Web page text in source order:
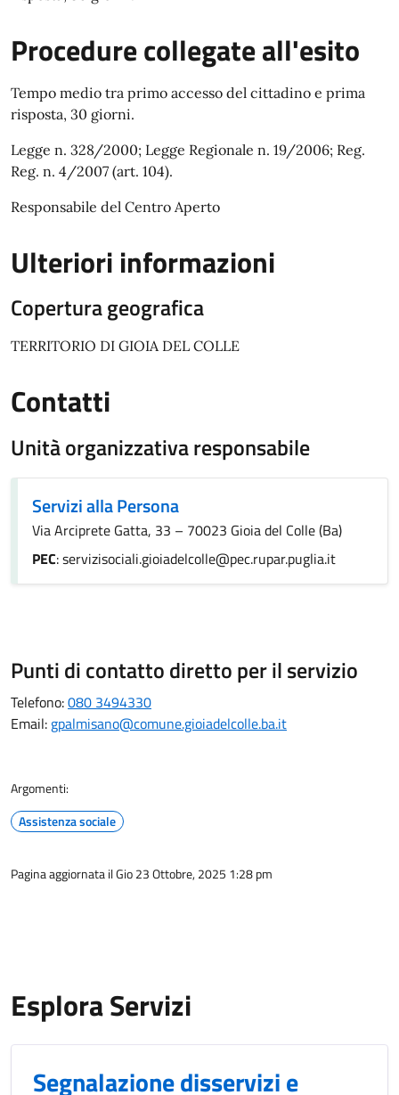
Procedure collegate all'esito
Tempo medio tra primo accesso del cittadino e prima
risposta, 30 giorni.
Legge n. 328/2000; Legge Regionale n. 19/2006; Reg.
Reg. n. 4/2007 (art. 104).
Responsabile del Centro Aperto
Ulteriori informazioni
Copertura geografica
TERRITORIO DI GIOIA DEL COLLE
Contatti
Unità organizzativa responsabile
Servizi alla Persona
Via Arciprete Gatta, 33 – 70023 Gioia del Colle (Ba)
PEC: servizisociali.gioiadelcolle@pec.rupar.puglia.it
Punti di contatto diretto per il servizio
Telefono:080 3494330
Email: gpalmisano@comune.gioiadelcolle.ba.it
Argomenti:
Assistenza sociale
Pagina aggiornata il Gio 23 Ottobre, 2025 1:28 pm
Esplora Servizi
Segnalazione disservizi e